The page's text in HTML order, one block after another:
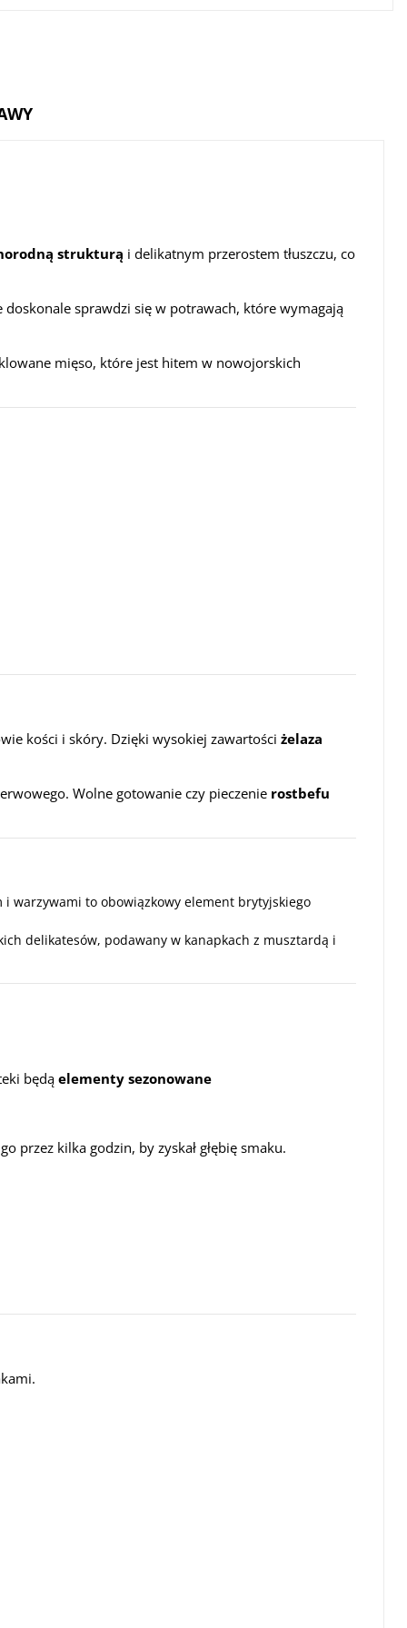
strukturą i delikatnym przerostem tłuszczu, co
doskonale sprawdzi się w potrawach, które wymagają
mięso, które jest hitem w nowojorskich
kości i skóry. Dzięki wysokiej zawartości żelaza
Wolne gotowanie czy pieczenie rostbefu
warzywami to obowiązkowy element brytyjskiego
delikatesów, podawany w kanapkach z musztardą i
będą elementy sezonowane
przez kilka godzin, by zyskał głębię smaku.